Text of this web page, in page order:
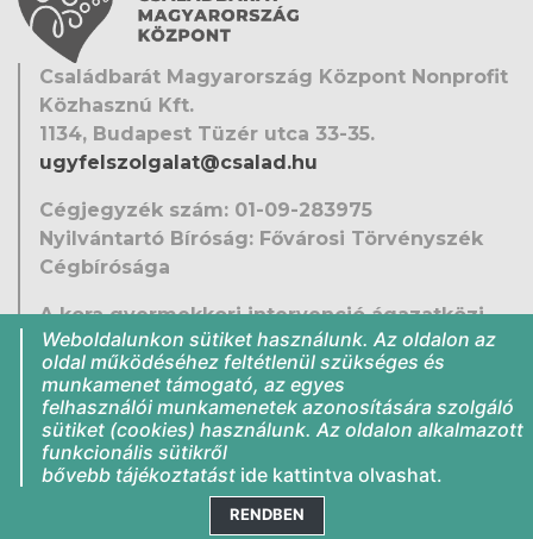
Családbarát Magyarország Központ Nonprofit
Közhasznú Kft.
1134, Budapest Tüzér utca 33-35.
ugyfelszolgalat@csalad.hu
Cégjegyzék szám: 01-09-283975
Nyilvántartó Bíróság: Fővárosi Törvényszék
Cégbírósága
A kora gyermekkori intervenció ágazatközi
fejlesztése
EFOP-1.9.5-VEKOP-16-2016-00001
Közérdekű adatok
Jogi nyilatkozat
Impresszum
Weboldalunkon sütiket használunk. Az oldalon az
oldal működéséhez feltétlenül szükséges és
munkamenet támogató, az egyes
felhasználói munkamenetek azonosítására szolgáló
sütiket (cookies) használunk. Az oldalon alkalmazott
funkcionális sütikről
bővebb tájékoztatást ide kattintva olvashat.
RENDBEN